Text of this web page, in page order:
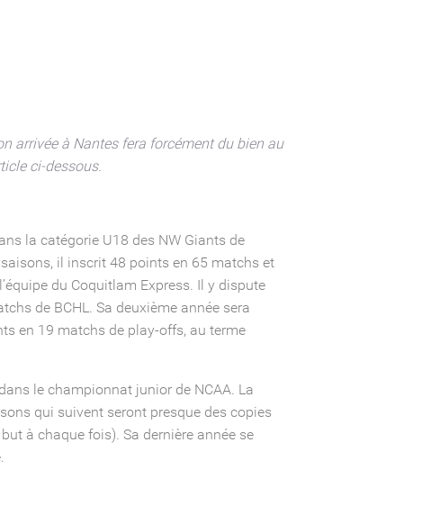
arrivée à Nantes fera forcément du bien au
ci-dessous.
la catégorie U18 des NW Giants de
il inscrit 48 points en 65 matchs et
du Coquitlam Express. Il y dispute
de BCHL. Sa deuxième année sera
en 19 matchs de play-offs, au terme
le championnat junior de NCAA. La
qui suivent seront presque des copies
à chaque fois). Sa dernière année se